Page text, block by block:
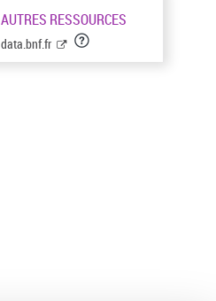
AUTRES RESSOURCES
data.bnf.fr